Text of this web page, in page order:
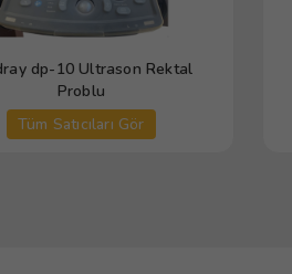
dp-10 Ultrason Rektal
Problu
Tüm Satıcıları Gör